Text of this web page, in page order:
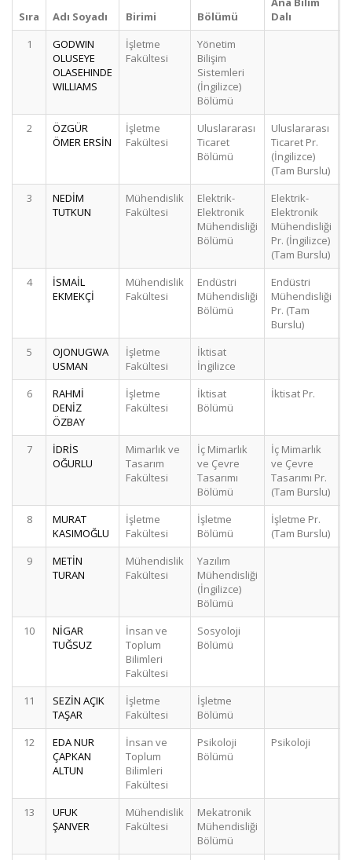
Sıra Adı Soyadı Birimi Bölümü
Dalı
1
GODWIN
OLUSEYE
OLASEHINDE
WILLIAMS
İşletme
Fakültesi
Yönetim
Bilişim
Sistemleri
(İngilizce)
Bölümü
2
ÖZGÜR
ÖMER ERSİN
İşletme
Fakültesi
Uluslararası
Ticaret
Bölümü
Uluslararası
Ticaret Pr.
(İngilizce)
(Tam Burslu)
3
NEDİM
TUTKUN
Mühendislik
Fakültesi
Elektrik-
Elektronik
Mühendisliği
Bölümü
Elektrik-
Elektronik
Mühendisliği
Pr. (İngilizce)
(Tam Burslu)
4
İSMAİL
EKMEKÇİ
Mühendislik
Fakültesi
Endüstri
Mühendisliği
Bölümü
Endüstri
Mühendisliği
Pr. (Tam
Burslu)
5
OJONUGWA
USMAN
İşletme
Fakültesi
İktisat
İngilizce
6
RAHMİ
DENİZ
ÖZBAY
İşletme
Fakültesi
İktisat
Bölümü
İktisat Pr.
7
İDRİS
OĞURLU
Mimarlık ve
Tasarım
Fakültesi
İç Mimarlık
ve Çevre
Tasarımı
Bölümü
İç Mimarlık
ve Çevre
Tasarımı Pr.
(Tam Burslu)
8
MURAT
KASIMOĞLU
İşletme
Fakültesi
İşletme
Bölümü
İşletme Pr.
(Tam Burslu)
9
METİN
TURAN
Mühendislik
Fakültesi
Yazılım
Mühendisliği
(İngilizce)
Bölümü
10
NİGAR
TUĞSUZ
İnsan ve
Toplum
Bilimleri
Fakültesi
Sosyoloji
Bölümü
11
SEZİN AÇIK
TAŞAR
İşletme
Fakültesi
İşletme
Bölümü
12
EDA NUR
ÇAPKAN
ALTUN
İnsan ve
Toplum
Bilimleri
Fakültesi
Psikoloji
Bölümü
Psikoloji
13
UFUK
ŞANVER
Mühendislik
Fakültesi
Mekatronik
Mühendisliği
Bölümü